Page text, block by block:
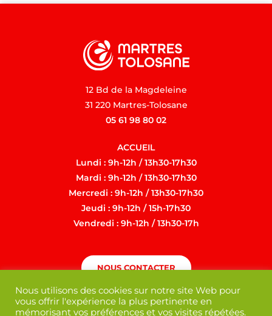
12 Bd de la Magdeleine
31 220 Martres-Tolosane
05 61 98 80 02
ACCUEIL
Lundi : 9h-12h / 13h30-17h30
Mardi : 9h-12h / 13h30-17h30
Mercredi : 9h-12h / 13h30-17h30
Jeudi : 9h-12h / 15h-17h30
Vendredi : 9h-12h / 13h30-17h
NOUS CONTACTER
Nous utilisons des cookies sur notre site Web pour
vous offrir l'expérience la plus pertinente en
mémorisant vos préférences et vos visites répétées.